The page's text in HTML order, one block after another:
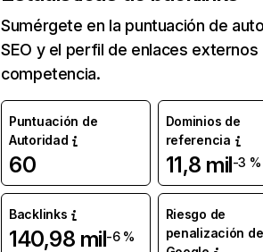
Sumérgete en la puntuación de
SEO y el perfil de enlaces externos
competencia.
Puntuación de
Autoridad
60
Dominios de
referencia
11,8 mil-3 %
Backlinks
140,98 mil-6 %
Riesgo de
penalización de